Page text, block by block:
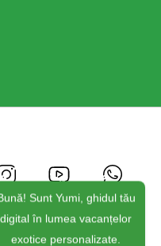
Sunt Yumi, ghidul tău
digital în lumea vacanțelor